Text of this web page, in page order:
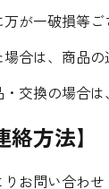
が一破損等
場合は、商品
・交換の場合
方法】
お問い合わせ